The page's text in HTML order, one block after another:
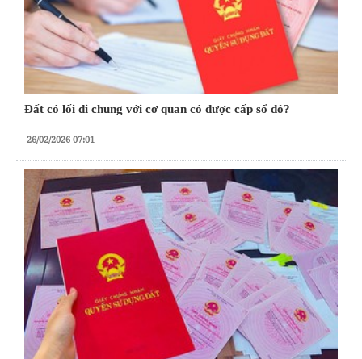
Đất có lối đi chung với cơ quan có được cấp sổ đỏ?
26/02/2026 07:01